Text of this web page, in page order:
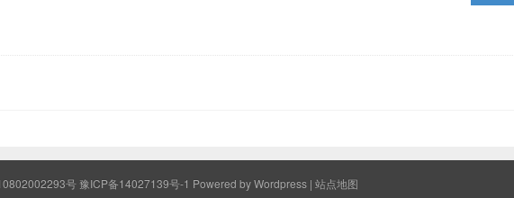
号 豫ICP备14027139号-1 Powered by Wordpress | 站点地图